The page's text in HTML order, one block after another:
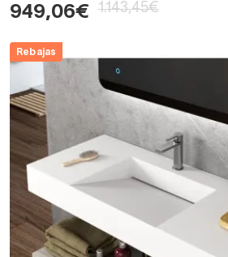
949,06€ 1.143,45€
Rebajas